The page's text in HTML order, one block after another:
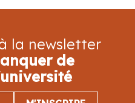
la newsletter
de